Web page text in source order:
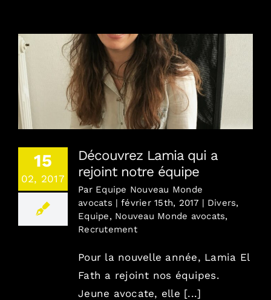
Découvrez Lamia qui a rejoint notre équipe
15
02, 2017
Découvrez Lamia qui a
rejoint notre équipe
Par Equipe Nouveau Monde
avocats | février 15th, 2017 | Divers,
Equipe, Nouveau Monde avocats,
Recrutement
Pour la nouvelle année, Lamia El
Fath a rejoint nos équipes.
Jeune avocate, elle [...]